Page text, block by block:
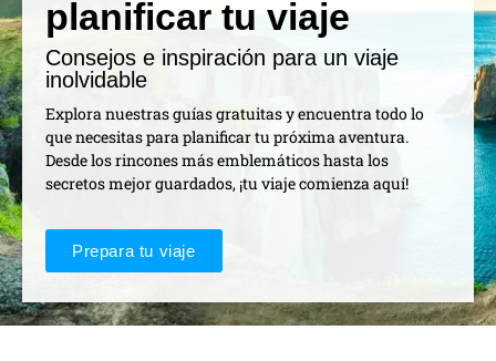
planificar tu viaje
Consejos e inspiración para un viaje
inolvidable
Explora nuestras guías gratuitas y encuentra todo lo
que necesitas para planificar tu próxima aventura.
Desde los rincones más emblemáticos hasta los
secretos mejor guardados, ¡tu viaje comienza aquí!
Prepara tu viaje